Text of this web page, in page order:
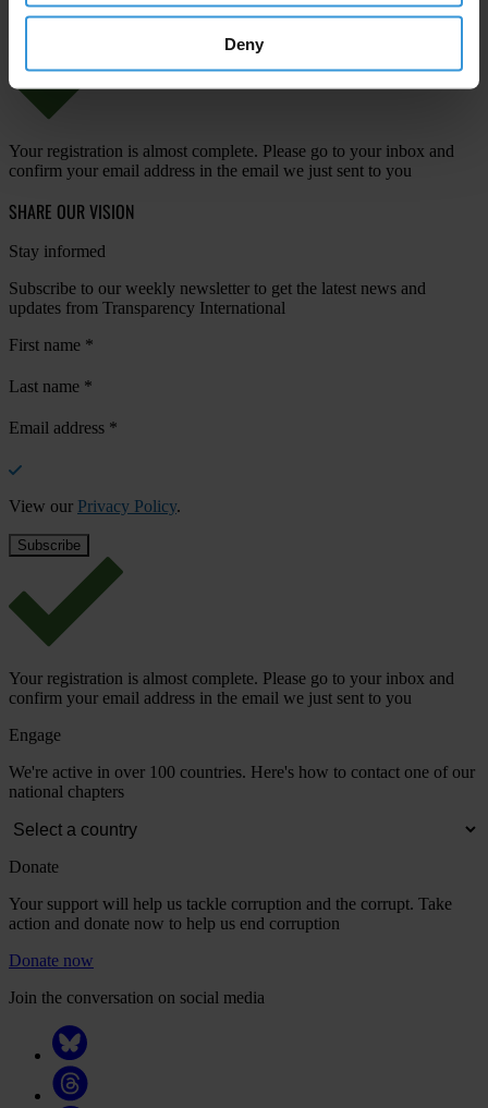
Deny
Your registration is almost complete. Please go to your inbox and
confirm your email address in the email we just sent to you
SHARE OUR VISION
Stay informed
Subscribe to our weekly newsletter to get the latest news and
updates from Transparency International
First name *
Last name *
Email address *
View our Privacy Policy.
Your registration is almost complete. Please go to your inbox and
confirm your email address in the email we just sent to you
Engage
We're active in over 100 countries. Here's how to contact one of our
national chapters
Donate
Your support will help us tackle corruption and the corrupt. Take
action and donate now to help us end corruption
Donate now
Join the conversation on social media